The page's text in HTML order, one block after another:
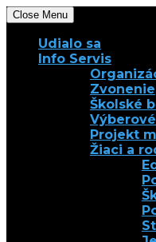
Close Menu
Udialo sa
Info Servis
Zvonenie
Školské
Projekt
Žiaci a